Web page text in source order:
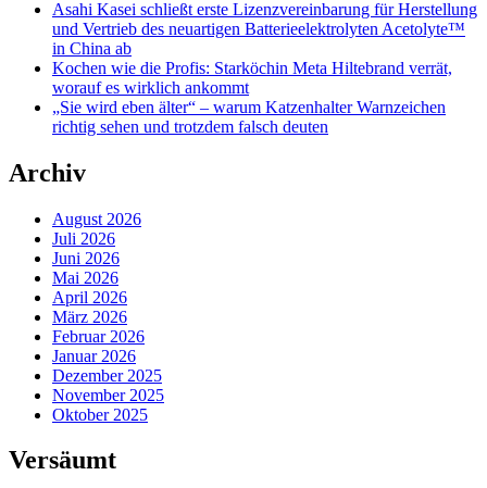
Asahi Kasei schließt erste Lizenzvereinbarung für Herstellung
und Vertrieb des neuartigen Batterieelektrolyten Acetolyte™
in China ab
Kochen wie die Profis: Starköchin Meta Hiltebrand verrät,
worauf es wirklich ankommt
„Sie wird eben älter“ – warum Katzenhalter Warnzeichen
richtig sehen und trotzdem falsch deuten
Archiv
August 2026
Juli 2026
Juni 2026
Mai 2026
April 2026
März 2026
Februar 2026
Januar 2026
Dezember 2025
November 2025
Oktober 2025
Versäumt